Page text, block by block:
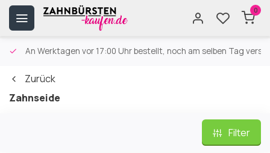
0
An Werktagen vor 17:00 Uhr bestellt, noch am selben Tag
Zurück
Zahnseide
Filter